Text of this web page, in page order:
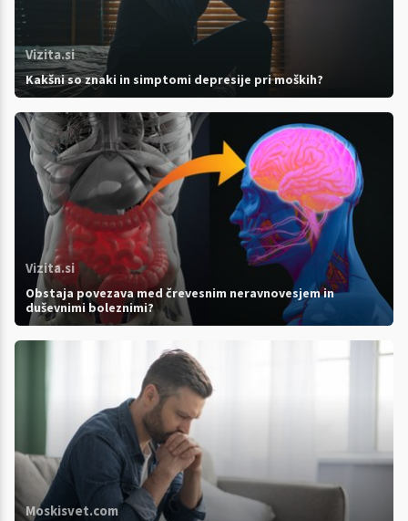
Vizita.si
Kakšni so znaki in simptomi depresije pri moških?
Vizita.si
Obstaja povezava med črevesnim neravnovesjem in
duševnimi boleznimi?
Moskisvet.com